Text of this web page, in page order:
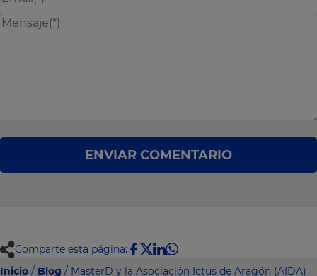
ENVIAR COMENTARIO
Comparte esta página:
Inicio / Blog / MasterD y la Asociación Ictus de Aragón (AIDA)